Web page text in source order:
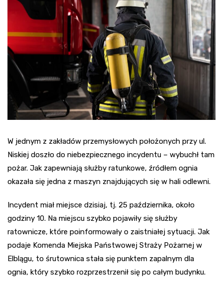
W jednym z zakładów przemysłowych położonych przy ul.
Niskiej doszło do niebezpiecznego incydentu – wybuchł tam
pożar. Jak zapewniają służby ratunkowe, źródłem ognia
okazała się jedna z maszyn znajdujących się w hali odlewni.
Incydent miał miejsce dzisiaj, tj. 25 października, około
godziny 10. Na miejscu szybko pojawiły się służby
ratownicze, które poinformowały o zaistniałej sytuacji. Jak
podaje Komenda Miejska Państwowej Straży Pożarnej w
Elblągu, to śrutownica stała się punktem zapalnym dla
ognia, który szybko rozprzestrzenił się po całym budynku.